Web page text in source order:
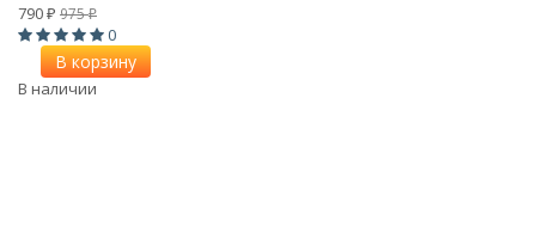
790 ₽ 975₽
0
В корзину
В наличии